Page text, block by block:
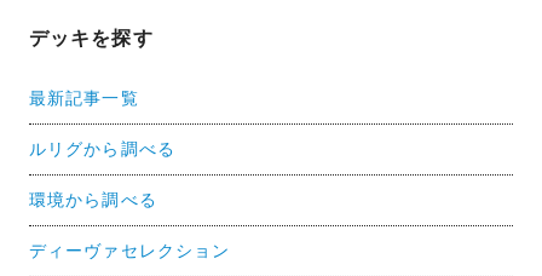
デッキを探す
最新記事一覧
ルリグから調べる
環境から調べる
ディーヴァセレクション